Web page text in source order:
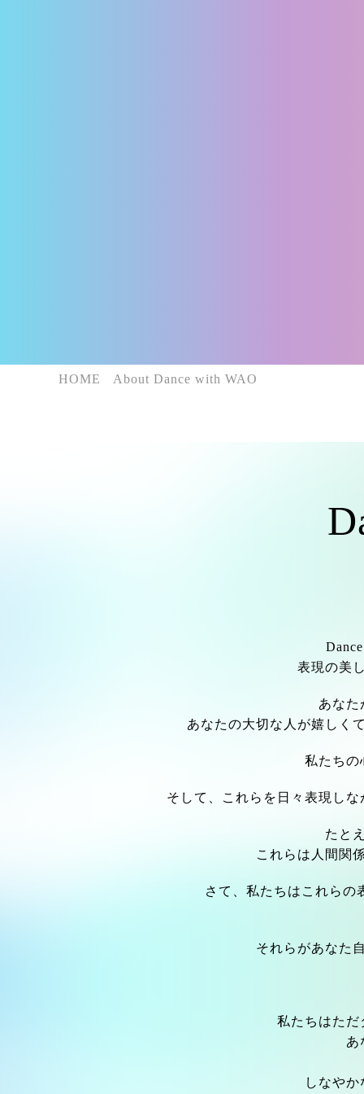
HOME About Dance with WAO
表現の美
あなた
あなたの大切な人が嬉しく
私たちの
そして、これらを日々表現し
たと
これらは人間関
さて、私たちはこれらの
それらがあなた
私たちはただ
あ
しなや